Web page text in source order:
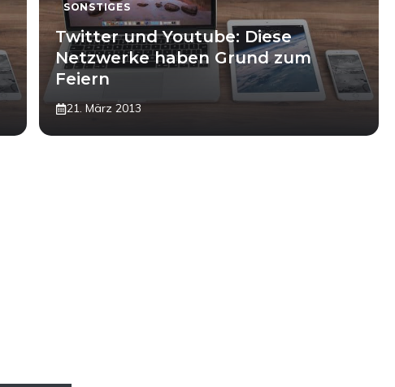
SONSTIGES
Twitter und Youtube: Diese
Netzwerke haben Grund zum
Feiern
21. März 2013